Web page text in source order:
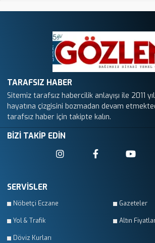
TARAFSIZ HABER
Sitemiz tarafsız habercilik anlayışı ile 2011
hayatına çizgisini bozmadan devam
tarafsız haber için takipte kalın.
BİZİ TAKİP EDİN
SERVİSLER
Nöbetçi Eczane Gazeteler
Yol & Trafik Altın
Döviz Kurları